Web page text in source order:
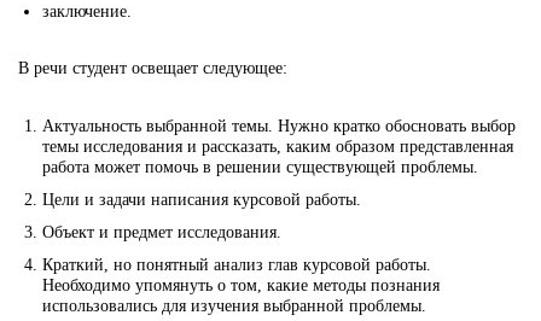
заключение.
В речи студент освещает следующее:
Актуальность выбранной темы. Нужно кратко обосновать выбор
темы исследования и рассказать, каким образом представленная
работа может помочь в решении существующей проблемы.
Цели и задачи написания курсовой работы.
Объект и предмет исследования.
Краткий, но понятный анализ глав курсовой работы.
Необходимо упомянуть о том, какие методы познания
использовались для изучения выбранной проблемы.